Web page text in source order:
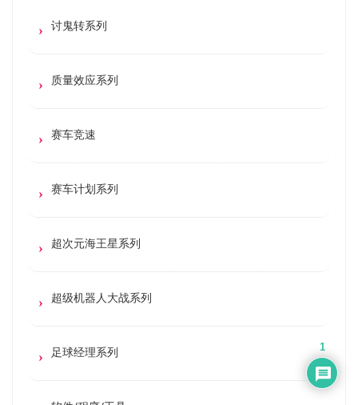
讨鬼转系列
质量效应系列
赛车竞速
赛车计划系列
超次元海王星系列
超级机器人大战系列
足球经理系列 1